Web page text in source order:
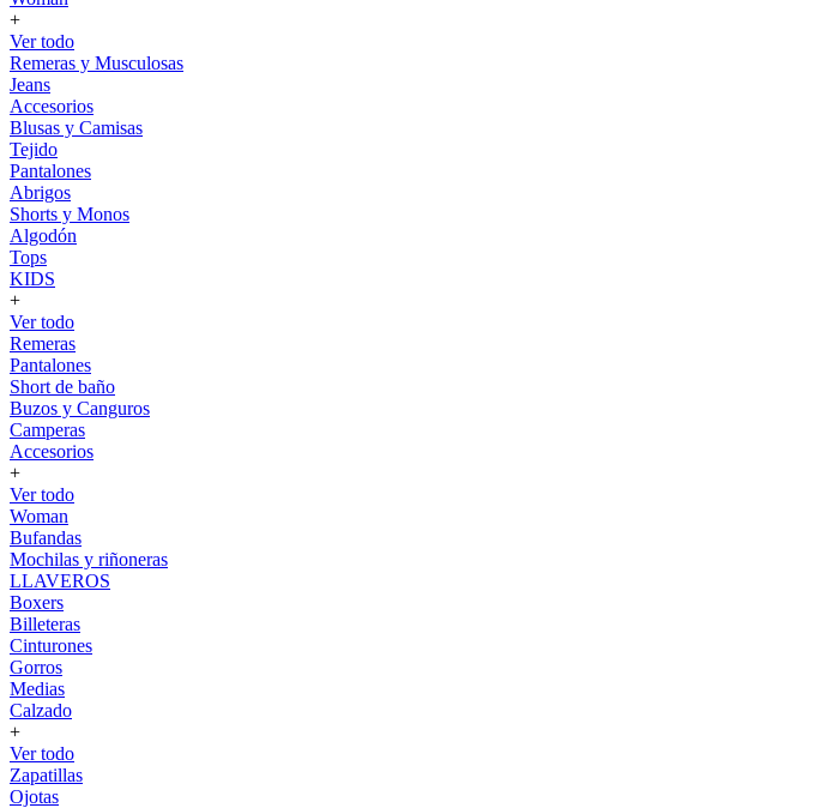
+
Ver todo
Remeras y Musculosas
Jeans
Accesorios
Blusas y Camisas
Tejido
Pantalones
Abrigos
Shorts y Monos
Algodón
Tops
KIDS
+
Ver todo
Remeras
Pantalones
Short de baño
Buzos y Canguros
Camperas
Accesorios
+
Ver todo
Woman
Bufandas
Mochilas y riñoneras
LLAVEROS
Boxers
Billeteras
Cinturones
Gorros
Medias
Calzado
+
Ver todo
Zapatillas
Ojotas